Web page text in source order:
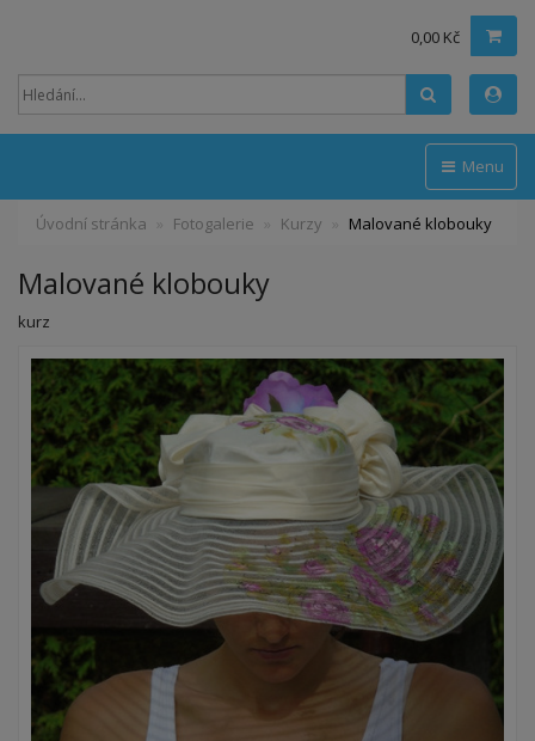
0,00 Kč
Menu
Úvodní stránka Fotogalerie Kurzy Malované klobouky
Malované klobouky
kurz